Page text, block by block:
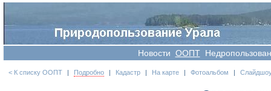
Новости OOПT
< К списку ООПТ | Подробно | Кадастр | На карте | Фотоальбом |